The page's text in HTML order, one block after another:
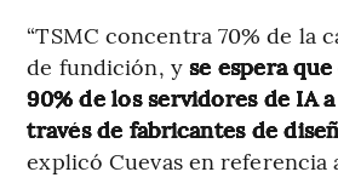
“TSMC concentra 70% de la
de fundición, y se espera
90% de los servidores de IA
través de fabricantes de
explicó Cuevas en referencia